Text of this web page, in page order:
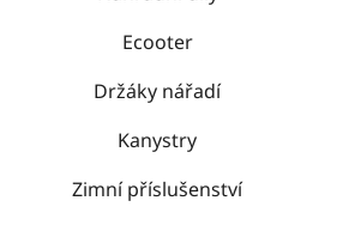
Ecooter
Držáky nářadí
Kanystry
Zimní příslušenství